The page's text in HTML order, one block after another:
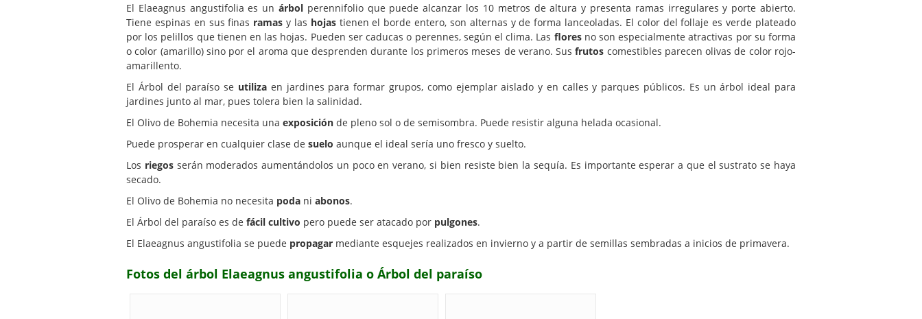
El Elaeagnus angustifolia es unárbol perennifolio que puede alcanzar los 10 metros de altura y presenta ramas irregulares y porte abierto.
Tiene espinas en sus finas ramas y las hojastienen el borde entero, son alternas y de forma lanceoladas. El color del follaje es verde plateado
por los pelillos que tienen en las hojas. Pueden ser caducas o perennes, según el clima. Las floresno son especialmente atractivas por su forma
o color (amarillo) sino por el aroma que desprenden durante los primeros meses de verano. Susfrutos comestibles parecen olivas de color rojo-
amarillento.
El Árbol del paraíso se utilizaen jardines para formar grupos, como ejemplar aislado y en calles y parques públicos. Es un árbol ideal para
jardines junto al mar, pues tolera bien la salinidad.
El Olivo de Bohemia necesita una exposición de pleno sol o de semisombra. Puede resistir alguna helada ocasional.
Puede prosperar en cualquier clase de suelo aunque el ideal sería uno fresco y suelto.
Los riegosserán moderados aumentándolos un poco en verano, si bien resiste bien la sequía. Es importante esperar a que el sustrato se haya
secado.
El Olivo de Bohemia no necesita poda ni abonos.
El Árbol del paraíso es de fácil cultivo pero puede ser atacado por pulgones.
El Elaeagnus angustifolia se puede propagar mediante esquejes realizados en invierno y a partir de semillas sembradas a inicios de primavera.
Fotos del árbol Elaeagnus angustifolia o Árbol del paraíso